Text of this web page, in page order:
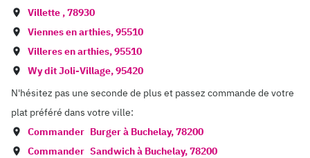
Villette ,78930
Viennes en arthies,95510
Villeres en arthies,95510
Wy dit Joli-Village,95420
N'hésitez pas une seconde de plus et passez commande de votre
plat préféré dans votre ville:
Commander Burger à Buchelay,78200
Commander Sandwich à Buchelay,78200